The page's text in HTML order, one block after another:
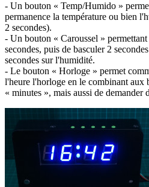
- Un bouton « Temp/Humido »
permanence la température ou bien
2 secondes).
- Un bouton « Caroussel »
secondes, puis de basculer 2
secondes sur l'humidité.
- Le bouton « Horloge » permet
l'heure l'horloge en le combinant aux
« minutes », mais aussi de